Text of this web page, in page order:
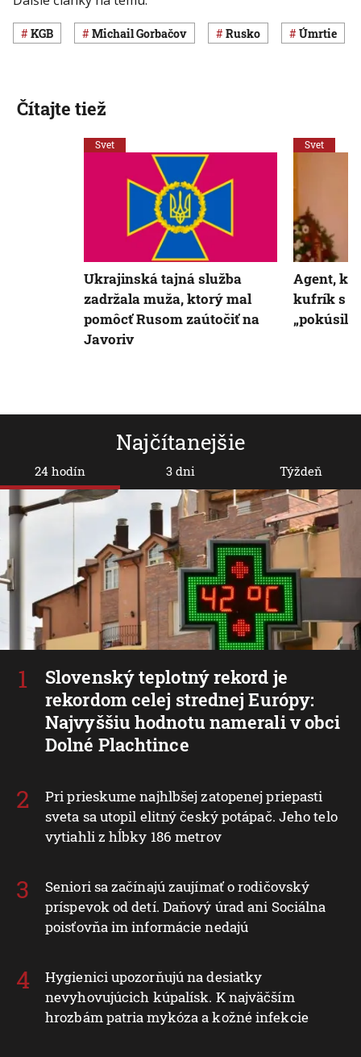
KGB Michail Gorbačov Rusko úmrtie
Najčítanejšie
24 hodín
Slovenský teplotný rekord je
rekordom celej strednej Európy:
Najvyššiu hodnotu namerali v obci
Dolné Plachtince
Pri prieskume najhlbšej zatopenej priepasti
sveta sa utopil elitný český potápač. Jeho telo
vytiahli z hĺbky 186 metrov
Seniori sa začínajú zaujímať o rodičovský
príspevok od detí. Daňový úrad ani Sociálna
poisťovňa im informácie nedajú
Hygienici upozorňujú na desiatky
nevyhovujúcich kúpalísk. K najväčším
hrozbám patria mykóza a kožné infekcie
3 dni Týždeň
Čítajte tiež
Svet
Ukrajinská tajná služba
zadržala muža, ktorý mal
pomôcť Rusom zaútočiť na
Javoriv
Svet
Agent,
kufrík s
„pokúsil